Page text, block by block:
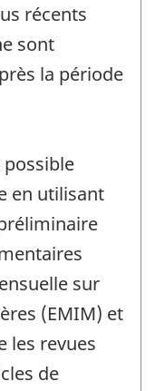
récents
sont
la période
en utilisant
sur
(EMIM) et
les revues
de